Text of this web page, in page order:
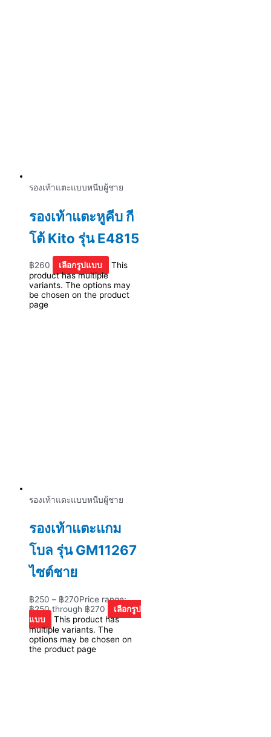
รองเท้าแตะแบบหนีบผู้ชาย
รองเท้าแตะหูคีบ กี
โต้ Kito รุ่น E4815
฿260 เลือกรูปแบบ
This
product has multiple
variants. The options may
be chosen on the product
page
รองเท้าแตะแบบหนีบผู้ชาย
รองเท้าแตะแกม
โบล รุ่น GM11267
ไซต์ชาย
฿250 – ฿270Price range:
฿250 through ฿270
เลือกรูป
แบบ
This product has
multiple variants. The
options may be chosen on
the product page